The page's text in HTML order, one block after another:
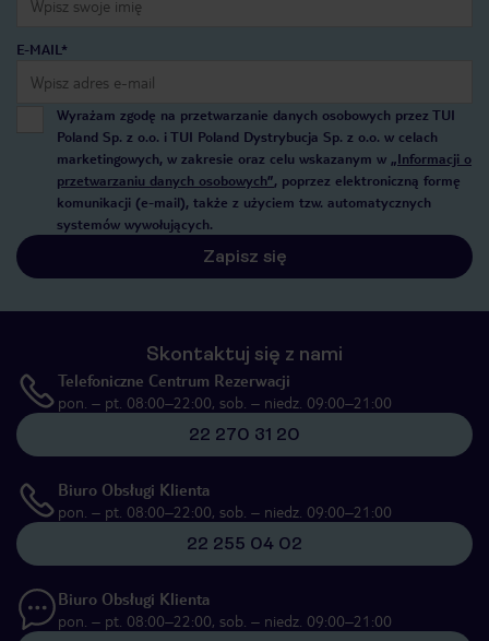
E-MAIL*
Wyrażam zgodę na przetwarzanie danych osobowych przez TUI
Poland Sp. z o.o. i TUI Poland Dystrybucja Sp. z o.o. w celach
marketingowych, w zakresie oraz celu wskazanym w „Informacji o
przetwarzaniu danych osobowych”, poprzez elektroniczną formę
komunikacji (e-mail), także z użyciem tzw. automatycznych
systemów wywołujących.
Zapisz się
Skontaktuj się z nami
Telefoniczne Centrum Rezerwacji
pon. – pt. 08:00–22:00, sob. – niedz. 09:00–21:00
22 270 31 20
Biuro Obsługi Klienta
pon. – pt. 08:00–22:00, sob. – niedz. 09:00–21:00
22 255 04 02
Biuro Obsługi Klienta
pon. – pt. 08:00–22:00, sob. – niedz. 09:00–21:00